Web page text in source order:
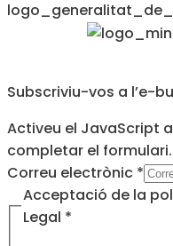
Subscriviu-vos a l’e-
Activeu el JavaScript
completar el formulari.
Correu electrònic *
Acceptació
electrònic
Acceptació de la
Legal *